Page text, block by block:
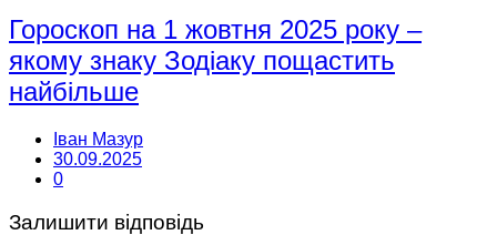
Гороскоп на 1 жовтня 2025 року –
якому знаку Зодіаку пощастить
найбільше
Іван Мазур
30.09.2025
0
Залишити відповідь